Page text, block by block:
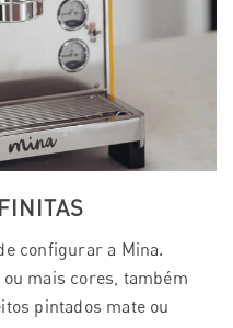
configurar a Mina.
mais cores, também
pintados mate ou